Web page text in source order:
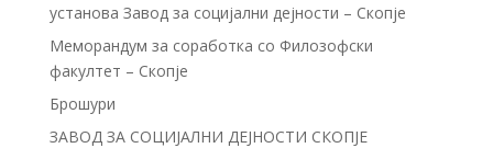
установа Завод за социјални дејности – Скопје
Меморандум за соработка со Филозофски
факултет – Скопје
Брошури
ЗАВОД ЗА СОЦИЈАЛНИ ДЕЈНОСТИ СКОПЈЕ